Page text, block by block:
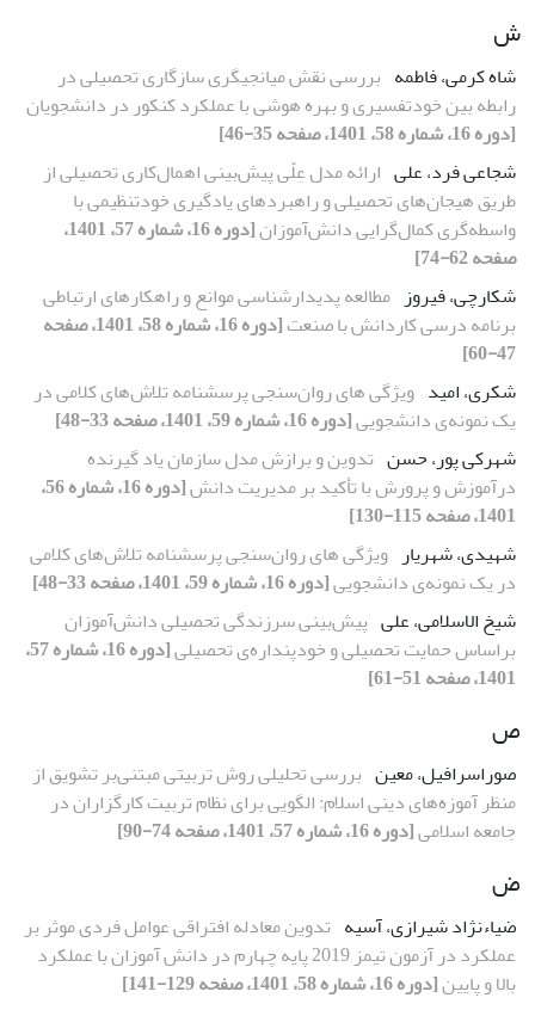
ش
شاه کرمی، فاطمه بررسی نقش میانجی‏گری سازگاری تحصیلی در
رابطه بین خودتفسیری و بهره هوشی با عملکرد کنکور در دانشجویان
[دوره 16، شماره 58، 1401، صفحه 35-46]
شجاعی فرد، علی ارائه مدل عِلّى پیش‌بینی اهمال‌کاری تحصیلی از
طریق هیجان‌های تحصیلی و راهبردهای یادگیری خودتنظیمی با
واسطه‌گری کمال‌گرایی دانش‌آموزان
[دوره 16، شماره 57، 1401،
صفحه 62-74]
شکارچی، فیروز مطالعه پدیدارشناسی موانع و راهکارهای ارتباطی
برنامه درسی کاردانش با صنعت
[دوره 16، شماره 58، 1401، صفحه
47-60]
شکری، امید ویژگی های روان‌سنجی پرسشنامه تلاش‌های کلامی در
یک نمونه‌ی دانشجویی[دوره 16، شماره 59، 1401، صفحه 33-48]
شهرکی پور، حسن تدوین و برازش مدل سازمان یاد گیرنده
درآموزش و پرورش با تأکید بر مدیریت دانش
[دوره 16، شماره 56،
1401، صفحه 115-130]
شهیدی، شهریار ویژگی های روان‌سنجی پرسشنامه تلاش‌های کلامی
در یک نمونه‌ی دانشجویی[دوره 16، شماره 59، 1401، صفحه 33-48]
شیخ الاسلامی، علی پیش‏‌بینی سرزندگی تحصیلی دانش‌‏آموزان
براساس حمایت تحصیلی و خودپنداره‌‏ی تحصیلی
[دوره 16، شماره 57،
1401، صفحه 51-61]
ص
صوراسرافیل، معین بررسی تحلیلی روش تربیتی مبتنی‌بر تشویق از
منظر آموزه‌های دینی اسلام: الگویی برای نظام تربیت کارگزاران در
جامعه اسلامی[دوره 16، شماره 57، 1401، صفحه 74-90]
ض
ضیاءنژاد شیرازی، آسیه تدوین معادله افتراقی عوامل فردی موثر بر
عملکرد در آزمون تیمز 2019 پایه چهارم در دانش آموزان با عملکرد
بالا و پایین[دوره 16، شماره 58، 1401، صفحه 129-141]